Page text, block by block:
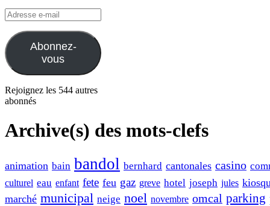
Adresse
e-
mail
Abonnez-
vous
Rejoignez les 544 autres
abonnés
Archive(s) des mots-clefs
animation bain bandol bernhard cantonales casino
culturel eau enfant fete feu gaz greve hotel joseph jules
marché municipal neige noel novembre omcal parking